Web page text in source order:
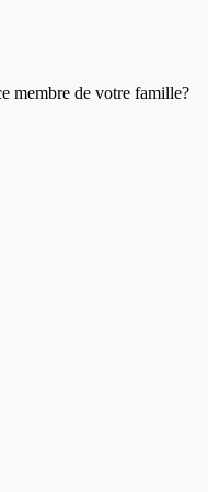
membre de votre famille?